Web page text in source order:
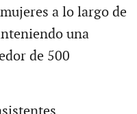
a lo largo de
una
de 500